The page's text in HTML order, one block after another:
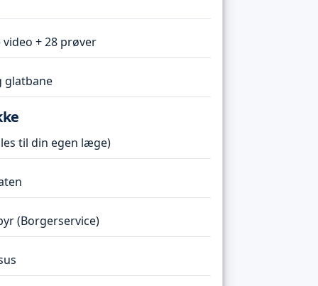
+ 28 prøver
glatbane
til din egen læge)
(Borgerservice)